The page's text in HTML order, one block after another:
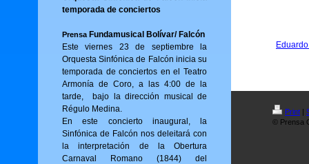
temporada de conciertos
PrensaFundamusical Bolívar/ Falcón
Este viernes 23 de septiembre la
Orquesta Sinfónica de Falcón inicia su
temporada de conciertos en el Teatro
Armonía de Coro, a las 4:00 de la
tarde, bajo la dirección musical de
Régulo Medina.
En este concierto inaugural, la
Sinfónica de Falcón nos deleitará con
la interpretación de la Obertura
Carnaval Romano (1844) del
Print |
© Prensa